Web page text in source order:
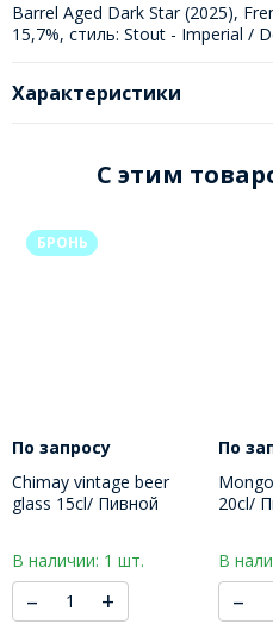
Barrel Aged Dark Star (2025),
15,7%, стиль: Stout - Imperial /
Характеристики
C этим
БРОНЬ
По запросу
Chimay vintage beer
glass 15cl/ Пивной
В наличии: 1 шт.
– +
По
20cl/
В
–